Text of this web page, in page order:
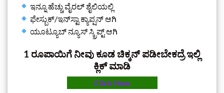
ಇನ್ನೂ ಹೆಚ್ಚು ವೈರಲ್ ಶೈಲಿಯಲ್ಲಿ
ಫೇಸ್ಬುಕ್/ಇನ್‌ಸ್ಟಾ ಕ್ಯಾಪ್ಷನ್ ಆಗಿ
ಯೂಟ್ಯೂಬ್ ನ್ಯೂಸ್ ಸ್ಕ್ರಿಪ್ಟ್ ಆಗಿ
1 ರೂಪಾಯಿಗೆ ನೀವು ಕೂಡ ಚಿಕ್ಕನ್‌ ಪಡೀಬೇಕದ್ರೆ ಇಲ್ಲಿ
ಕ್ಲಿಕ್‌ ಮಾಡಿ
Click Now